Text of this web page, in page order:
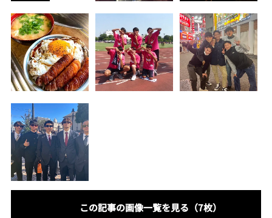
この記事の画像一覧を見る（7枚）